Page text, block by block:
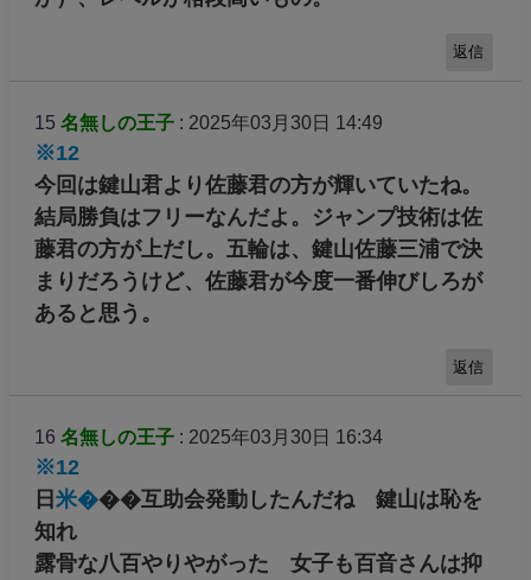
返信
15 名無しの王子: 2025年03月30日 14:49
※12
今回は鍵山君より佐藤君の方が輝いていたね。
結局勝負はフリーなんだよ。ジャンプ技術は佐
藤君の方が上だし。五輪は、鍵山佐藤三浦で決
まりだろうけど、佐藤君が今度一番伸びしろが
あると思う。
返信
16 名無しの王子: 2025年03月30日 16:34
※12
日 米���互助会発動したんだね 鍵山は恥を
知れ
露骨な八百やりやがった 女子も百音さんは抑